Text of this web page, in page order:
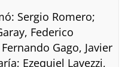
Sergio Romero;
Federico
Gago, Javier
Ezequiel Lavezzi,